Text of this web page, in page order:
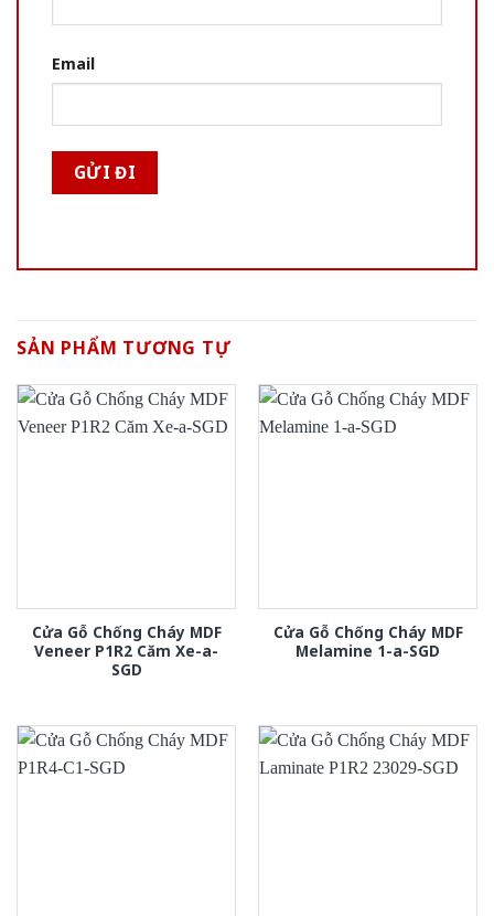
Email
SẢN PHẨM TƯƠNG TỰ
Cửa Gỗ Chống Cháy MDF
Veneer P1R2 Căm Xe-a-
SGD
Cửa Gỗ Chống Cháy MDF
Melamine 1-a-SGD